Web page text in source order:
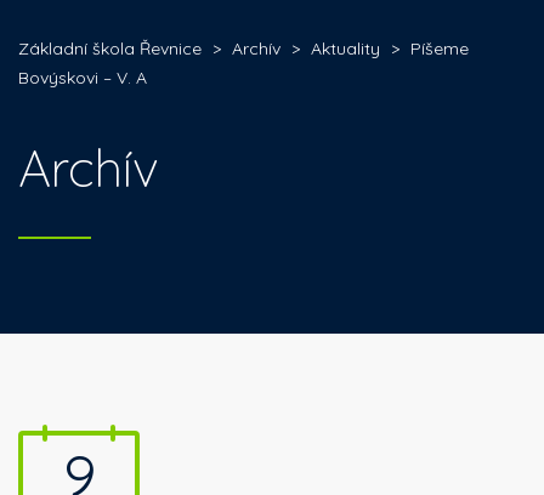
Základní škola Řevnice > Archív > Aktuality > Píšeme
Bovýskovi – V. A
Archív
9